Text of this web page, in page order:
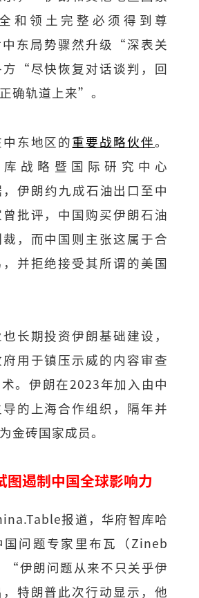
和领土完整必须得到尊
东局势骤然升级“深表关
“尽快恢复对话谈判，回
确轨道上来”。
东地区的重要战略伙伴。
战略暨国际研究中心
，伊朗约九成石油出口至中
批评，中国购买伊朗石油
，而中国则主张这属于合
并拒绝接受其所谓的美国
长期投资伊朗基础建设，
用于镇压示威的内容审查
。伊朗在2023年加入由中
的上海合作组织，隔年并
金砖国家成员。
图遏制中国全球影响力
报道，华府智库哈
问题专家里布瓦（Zineb
“伊朗问题从来不只关乎伊
特朗普此次行动显示，他